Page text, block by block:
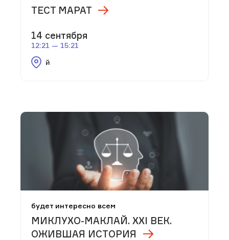
ТЕСТ МАРАТ
14 сентября
12:21 — 15:21
й
будет интересно всем
МИКЛУХО-МАКЛАЙ. XXI ВЕК.
ОЖИВШАЯ ИСТОРИЯ